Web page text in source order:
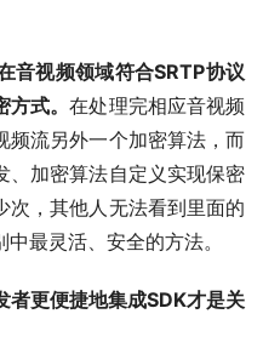
音视频领域符合SRTP协议
方式。在处理完相应音视频
频流另外一个加密算法，而
、加密算法自定义实现保密
次，其他人无法看到里面的
最灵活、安全的方法。
者更便捷地集成SDK才是关